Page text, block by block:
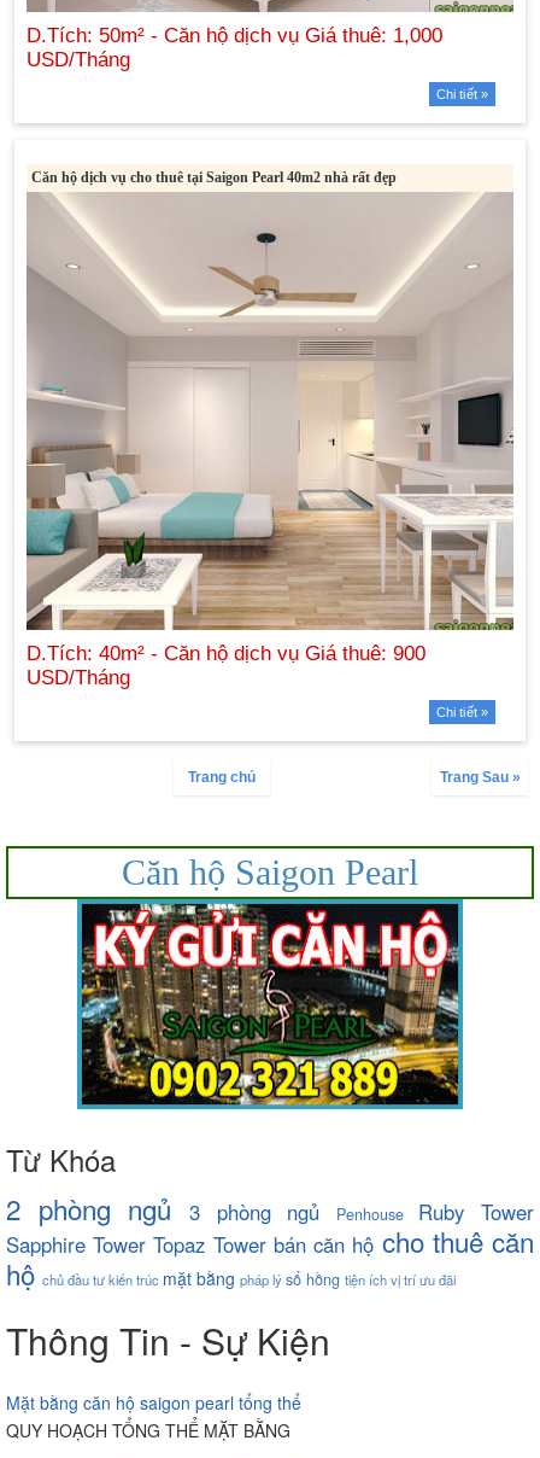
Chi tiết »
Căn hộ dịch vụ cho thuê tại Saigon Pearl 40m2 nhà rất đẹp
Chi tiết »
Trang Sau »
Trang chủ
Căn hộ Saigon Pearl
Từ Khóa
2 phòng ngủ 3 phòng ngủ Penhouse
Ruby Tower
Sapphire Tower Topaz Tower bán căn hộ cho thuê căn
hộ chủ đầu tưkiến trúc mặt bằng pháp lýsổ hồng tiện íchvị tríưu đãi
Thông Tin - Sự Kiện
Mặt bằng căn hộ saigon pearl tổng thể
QUY HOẠCH TỔNG THỂ MẶT BẰNG